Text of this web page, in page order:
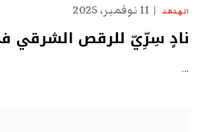
الهدهد 11 نوفمبر، 2025
نادٍ سِرِّيّ للرقص الشرقي
…